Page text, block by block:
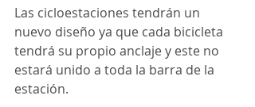
Las cicloestaciones tendrán un
nuevo diseño ya que cada bicicleta
tendrá su propio anclaje y este no
estará unido a toda la barra de la
estación.